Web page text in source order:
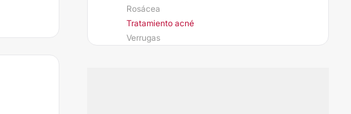
Rosácea
Tratamiento acné
Verrugas